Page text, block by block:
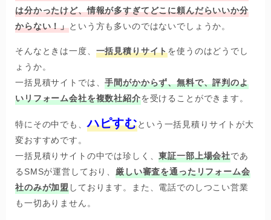
は分かったけど、情報が多すぎてどこに頼んだらいいか分
からない！」という方も多いのではないでしょうか。
そんなときは一度、 一括見積りサイトを使うのはどうでし
ょうか。
一括見積サイトでは、手間がかからず、無料で、評判のよ
いリフォーム会社を複数社紹介を受けることができます。
特にその中でも、ハピすむという一括見積りサイトが大
変おすすめです。
一括見積りサイトの中では珍しく、東証一部上場会社であ
るSMSが運営しており、厳しい審査を通ったリフォーム会
社のみが加盟しております。また、電話でのしつこい営業
も一切ありません。